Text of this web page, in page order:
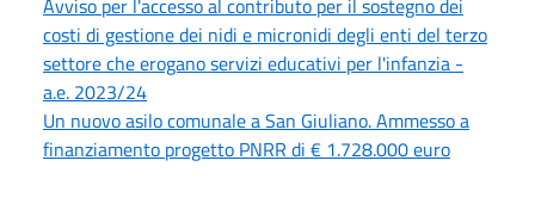
Avviso per l'accesso al contributo per il sostegno dei
costi di gestione dei nidi e micronidi degli enti del terzo
settore che erogano servizi educativi per l'infanzia -
a.e. 2023/24
Un nuovo asilo comunale a San Giuliano. Ammesso a
finanziamento progetto PNRR di € 1.728.000 euro